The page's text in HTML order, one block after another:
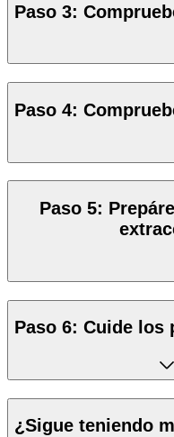
Paso 3:
Paso 4:
Paso 5:
Paso 6: Cuide los
¿Sigue teniendo